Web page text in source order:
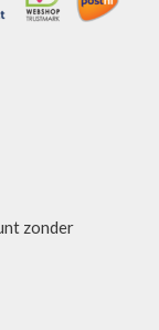
zonder